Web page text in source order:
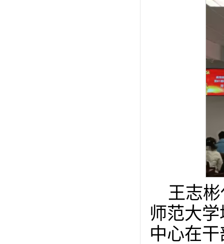
王志
师范大
中心在